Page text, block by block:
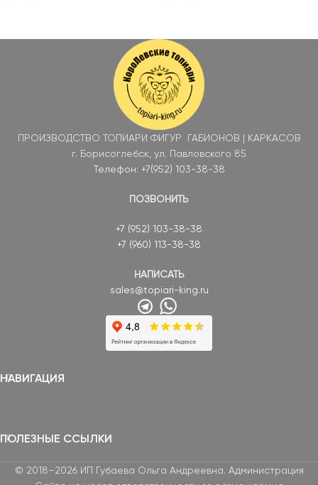
ПРОИЗВОДСТВО ТОПИАРИ ФИГУР ГАБИОНОВ | КАРКАСОВ
г. Борисоглебск, ул. Павловского 85
Телефон: +7(952) 103-38-38
ПОЗВОНИТЬ
+7 (952) 103-38-38
+7 (960) 113-38-38
НАПИСАТЬ
sales@topiari-king.ru
НАВИГАЦИЯ
ПОЛЕЗНЫЕ ССЫЛКИ
© 2018–2026 ИП Губаева Ольга Андреевна. Администрация